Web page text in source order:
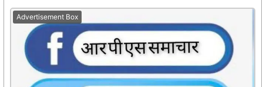
Advertisement Box